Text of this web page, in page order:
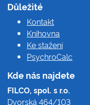
Důležité
Kontakt
Knihovna
Ke stažení
PsychroCalc
Kde nás najdete
FILCO, spol. s r.o.
Dvorská 464/103